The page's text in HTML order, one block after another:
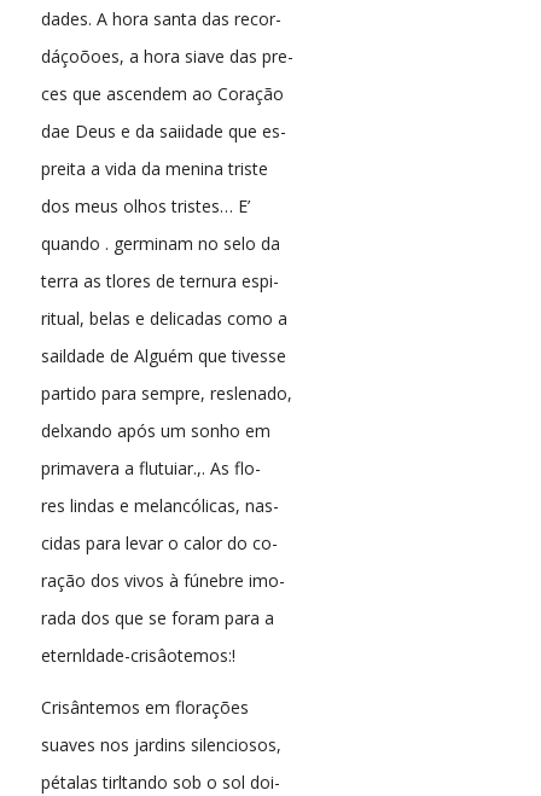
dades. A hora santa das recor-
dáçoõoes, a hora siave das pre-
ces que ascendem ao Coração
dae Deus e da saiidade que es-
preita a vida da menina triste
dos meus olhos tristes… E’
quando . germinam no selo da
terra as tlores de ternura espi-
ritual, belas e delicadas como a
saildade de Alguém que tivesse
partido para sempre, reslenado,
delxando após um sonho em
primavera a flutuiar.,. As flo-
res lindas e melancólicas, nas-
cidas para levar o calor do co-
ração dos vivos à fúnebre imo-
rada dos que se foram para a
eternldade-crisâotemos:!
Crisântemos em florações
suaves nos jardins silenciosos,
pétalas tirltando sob o sol doi-